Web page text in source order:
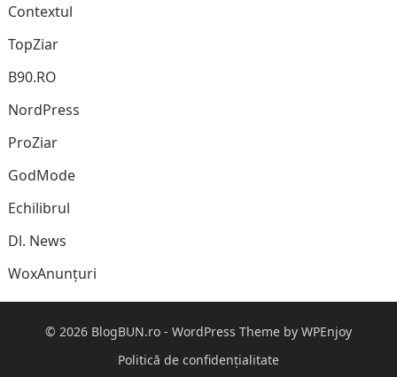
Contextul
TopZiar
B90.RO
NordPress
ProZiar
GodMode
Echilibrul
Dl. News
WoxAnunțuri
© 2026 BlogBUN.ro - WordPress Theme by WPEnjoy
Politică de confidențialitate